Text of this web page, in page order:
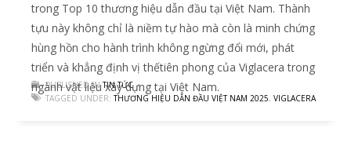
trong Top 10 thương hiệu dẫn đầu tại Việt Nam. Thành
tựu này không chỉ là niềm tự hào mà còn là minh chứng
hùng hồn cho hành trình không ngừng đổi mới, phát
triển và khẳng định vị thếtiên phong của Viglacera trong
ngành vật liệu xây dựng tại Việt Nam.
PUBLISHED IN TIN TỨC
TAGGED UNDER: THƯƠNG HIỆU DẪN ĐẦU VIỆT NAM 2025, VIGLACERA